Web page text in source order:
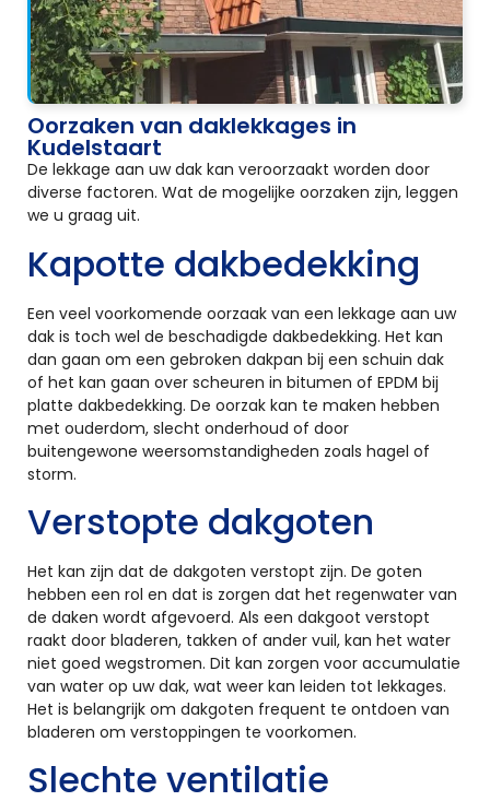
Oorzaken van daklekkages in
Kudelstaart
De lekkage aan uw dak kan veroorzaakt worden door
diverse factoren. Wat de mogelijke oorzaken zijn, leggen
we u graag uit.
Kapotte dakbedekking
Een veel voorkomende oorzaak van een lekkage aan uw
dak is toch wel de beschadigde dakbedekking. Het kan
dan gaan om een gebroken dakpan bij een schuin dak
of het kan gaan over scheuren in bitumen of EPDM bij
platte dakbedekking. De oorzak kan te maken hebben
met ouderdom, slecht onderhoud of door
buitengewone weersomstandigheden zoals hagel of
storm.
Verstopte dakgoten
Het kan zijn dat de dakgoten verstopt zijn. De goten
hebben een rol en dat is zorgen dat het regenwater van
de daken wordt afgevoerd. Als een dakgoot verstopt
raakt door bladeren, takken of ander vuil, kan het water
niet goed wegstromen. Dit kan zorgen voor accumulatie
van water op uw dak, wat weer kan leiden tot lekkages.
Het is belangrijk om dakgoten frequent te ontdoen van
bladeren om verstoppingen te voorkomen.
Slechte ventilatie